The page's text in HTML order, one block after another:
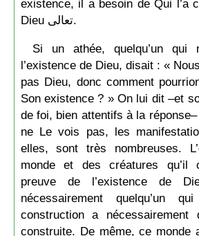
existence, il a besoin de Qui l’a
Dieu تعالى.
Si un athée, quelqu’un
l’existence de Dieu, disait : «
pas Dieu, donc comment
Son existence ? » On lui dit –et
de foi, bien attentifs à la
ne Le vois pas, les
elles, sont très nombreuses.
monde et des créatures qu’il
preuve de l’existence de
nécessairement quelqu’un
construction a nécessairement
construite. De même, ce monde